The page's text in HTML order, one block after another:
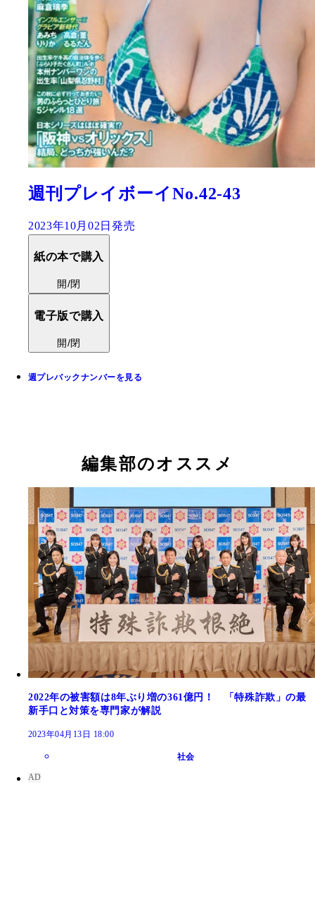
週刊プレイボーイNo.42-43
2023年10月02日発売
紙の本で購入
開/閉
電子版で購入
開/閉
週プレバックナンバーを見る
編集部のオススメ
2022年の被害額は8年ぶり増の361億円！ 「特殊詐欺」の最
新手口と対策を専門家が解説
2023年04月13日 18:00
社会